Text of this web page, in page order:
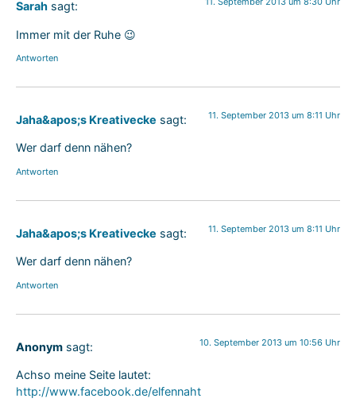
Sarah sagt:
Immer mit der Ruhe 😉
Antworten
Jaha&apos;s Kreativecke sagt: 11. September 2013 um 8:11 Uhr
Wer darf denn nähen?
Antworten
Jaha&apos;s Kreativecke sagt: 11. September 2013 um 8:11 Uhr
Wer darf denn nähen?
Antworten
Anonym sagt: 10. September 2013 um 10:56 Uhr
Achso meine Seite lautet:
http://www.facebook.de/elfennaht